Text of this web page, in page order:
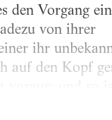
den Vorgang
von ihrer
ihr
auf den Kopf